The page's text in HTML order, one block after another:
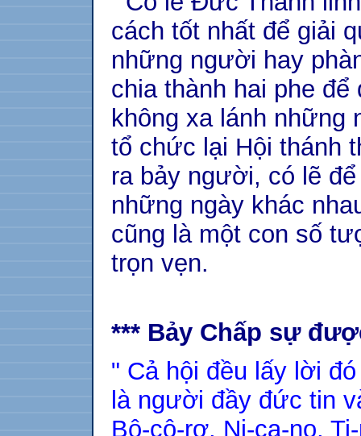
cách tốt nhất để giải
những người hay
chia thành hai phe
không xa lánh những
tổ chức lại Hội thánh
ra bảy người, có lẽ
những ngày khác
cũng là một con số
trọn vẹn.
*** Bảy Chấp sự
" Cả hội đều lấy lời
là người đầy đức tin
Bô-cô-rơ, Ni-ca-no,